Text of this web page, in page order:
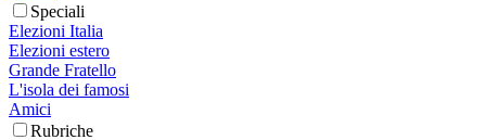
Speciali
Elezioni Italia
Elezioni estero
Grande Fratello
L'isola dei famosi
Amici
Rubriche